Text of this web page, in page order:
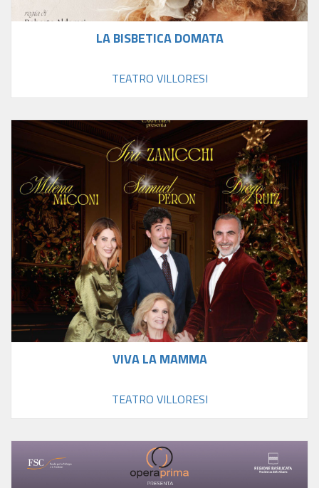
LA BISBETICA DOMATA
TEATRO VILLORESI
VIVA LA MAMMA
TEATRO VILLORESI